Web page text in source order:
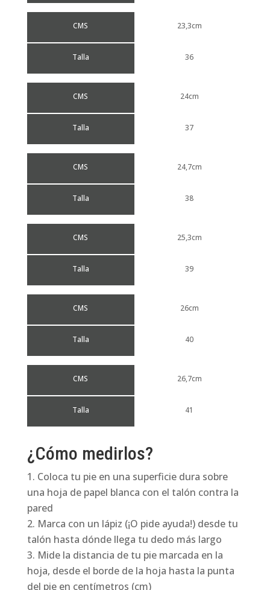
CMS
Talla
23,3cm
36
CMS
Talla
24cm
37
CMS
Talla
24,7cm
38
CMS
Talla
25,3cm
39
CMS
Talla
26cm
40
CMS
Talla
26,7cm
41
¿Cómo medirlos?
Coloca tu pie en una superficie dura sobre
una hoja de papel blanca con el talón contra la
pared
Marca con un lápiz (¡O pide ayuda!) desde tu
talón hasta dónde llega tu dedo más largo
Mide la distancia de tu pie marcada en la
hoja, desde el borde de la hoja hasta la punta
del pie en centímetros (cm)